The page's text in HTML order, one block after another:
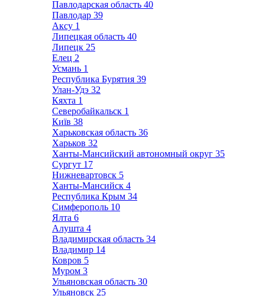
Павлодарская область 40
Павлодар 39
Аксу 1
Липецкая область 40
Липецк 25
Елец 2
Усмань 1
Республика Бурятия 39
Улан-Удэ 32
Кяхта 1
Северобайкальск 1
Київ 38
Харьковская область 36
Харьков 32
Ханты-Мансийский автономный округ 35
Сургут 17
Нижневартовск 5
Ханты-Мансийск 4
Республика Крым 34
Симферополь 10
Ялта 6
Алушта 4
Владимирская область 34
Владимир 14
Ковров 5
Муром 3
Ульяновская область 30
Ульяновск 25